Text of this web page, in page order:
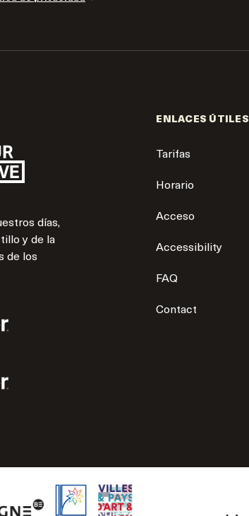
días,
y de la
de los
ENLACES ÚTILES
Tarifas
Horario
Acceso
Accessibility
FAQ
Contact